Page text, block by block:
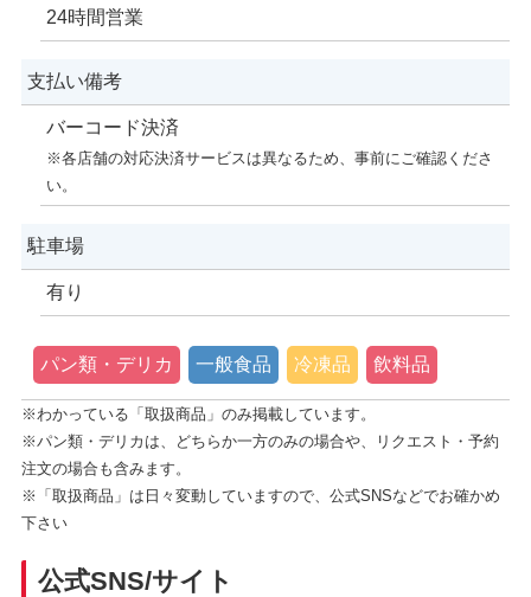
24時間営業
支払い備考
バーコード決済
※各店舗の対応決済サービスは異なるため、事前にご確認くださ
い。
駐車場
有り
パン類・デリカ 一般食品 冷凍品 飲料品
※わかっている「取扱商品」のみ掲載しています。
※パン類・デリカは、どちらか一方のみの場合や、リクエスト・予約
注文の場合も含みます。
※「取扱商品」は日々変動していますので、公式SNSなどでお確かめ
下さい
公式SNS/サイト